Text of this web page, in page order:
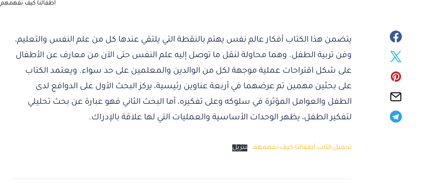
أطفالنا كيف نفهمهم
يتضمن هذا الكتاب أفكار عالم نفس يهتم بالنقطة التي يلتقي عندها كل من علم النفس والتعليم،
وفن تربية الطفل. وهما محاولة لنقل ما توصل إليه علم النفس حتى الآن من معارف عن الأطفال
على شكل اقتراحات عملية موجهة لكل من الوالدين والمعلمين على حد سواء. ويعتمد الكتاب
على بحثين مهمين تم عرضهما في أربعة عناوين رئيسية، يركز البحث الأول على الدوافع لدى
الطفل والعوامل المؤثرة في سلوكه وعلى تفكيره، أما البحث الثاني فهو عبارة عن بحث تحليلي
لتفكير الطفل، يظهر الوحدات الأساسية والعمليات التي لها علاقة بالإدراك.
تحميل كتاب أطفالنا-كيف-نفهمهم تنزيل